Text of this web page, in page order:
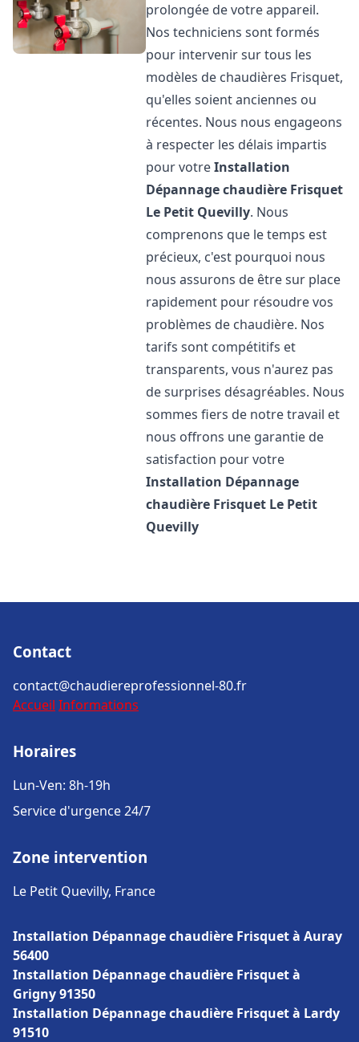
prolongée de votre appareil.
Nos techniciens sont formés
pour intervenir sur tous les
modèles de chaudières Frisquet,
qu'elles soient anciennes ou
récentes. Nous nous engageons
à respecter les délais impartis
pour votreInstallation
Dépannage chaudière Frisquet
Le Petit Quevilly. Nous
comprenons que le temps est
précieux, c'est pourquoi nous
nous assurons de être sur place
rapidement pour résoudre vos
problèmes de chaudière. Nos
tarifs sont compétitifs et
transparents, vous n'aurez pas
de surprises désagréables. Nous
sommes fiers de notre travail et
nous offrons une garantie de
satisfaction pour votre
Installation Dépannage
chaudière Frisquet Le Petit
Quevilly
Contact
contact@chaudiereprofessionnel-80.fr
Accueil Informations
Horaires
Lun-Ven: 8h-19h
Service d'urgence 24/7
Zone intervention
Le Petit Quevilly, France
Installation Dépannage chaudière Frisquet à Auray
56400
Installation Dépannage chaudière Frisquet à
Grigny 91350
Installation Dépannage chaudière Frisquet à Lardy
91510